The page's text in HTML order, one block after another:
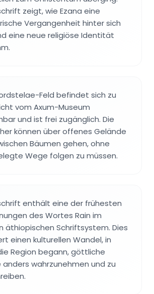
zeigt, wie Ezana eine
Vergangenheit hinter sich
eine neue religiöse Identität
Feld befindet sich zu
vom Axum-Museum
und ist frei zugänglich. Die
können über offenes Gelände
Bäumen gehen, ohne
Wege folgen zu müssen.
enthält eine der frühesten
des Wortes Rain im
äthiopischen Schriftsystem. Dies
einen kulturellen Wandel, in
Region begann, göttliche
wahrzunehmen und zu